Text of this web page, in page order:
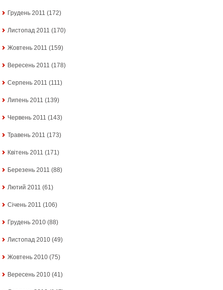
Грудень 2011 (172)
Листопад 2011 (170)
Жовтень 2011 (159)
Вересень 2011 (178)
Серпень 2011 (111)
Липень 2011 (139)
Червень 2011 (143)
Травень 2011 (173)
Квітень 2011 (171)
Березень 2011 (88)
Лютий 2011 (61)
Січень 2011 (106)
Грудень 2010 (88)
Листопад 2010 (49)
Жовтень 2010 (75)
Вересень 2010 (41)